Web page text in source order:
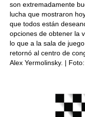
son extremadamente
lucha que mostraron
que todos están
opciones de obtener la
lo que a la sala de
retornó al centro de
Alex Yermolinsky. |